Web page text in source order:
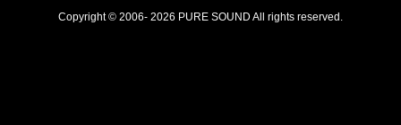
Copyright © 2006- 2026 PURE SOUND All rights reserved.